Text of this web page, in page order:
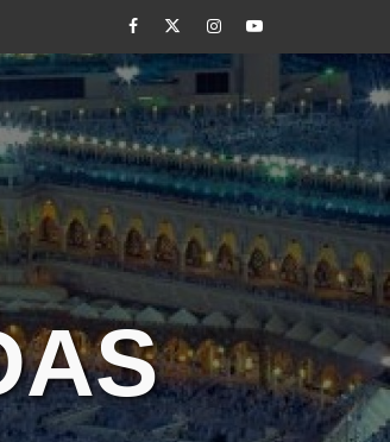
FacebookTwitterInstagram
Youtube